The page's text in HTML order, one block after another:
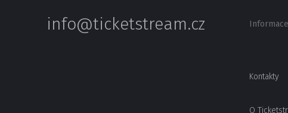
info@ticketstream.cz Informace
Kontakty
O